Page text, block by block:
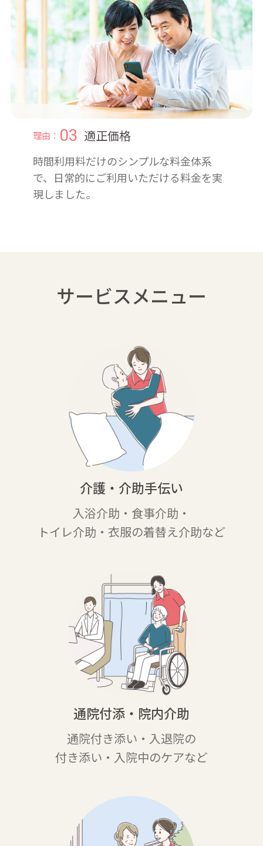
理由： 03 適正価格
時間利用料だけのシンプルな料金体系
で、日常的にご利用いただける料金を実
現しました。
サービスメニュー
介護・介助手伝い
入浴介助・食事介助・
トイレ介助・衣服の着替え介助など
通院付添・院内介助
通院付き添い・入退院の
付き添い・入院中のケアなど